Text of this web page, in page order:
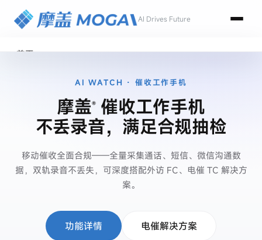
AI Drives Future
首页
销售工作手机
微信客户管理
摩盖CRM助手
TC电催系统版
AI WATCH · 催收工作手机
摩盖®催收工作手机
不丢录音，满足合规抽检
移动催收全面合规——全量采集通话、短信、微信沟通数
据，双轨录音不丢失，可深度搭配外访 FC、电催 TC 解决方
案。
功能详情 电催解决方案